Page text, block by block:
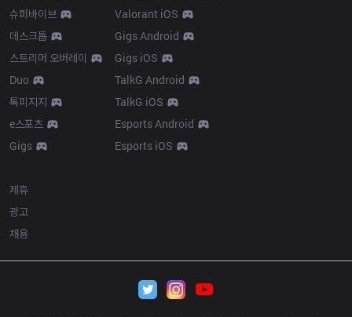
슈퍼바이브
데스크톱
스트리머 오버레이
Duo
톡피지지
e스포츠
Gigs
Valorant iOS
Gigs Android
Gigs iOS
TalkG Android
TalkG iOS
Esports Android
Esports iOS
제휴
광고
채용